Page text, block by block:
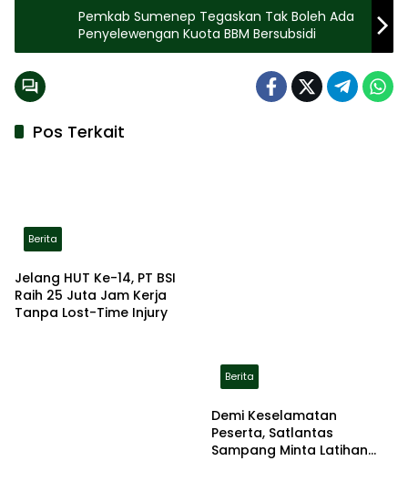
Pemkab Sumenep Tegaskan Tak Boleh Ada
Penyelewengan Kuota BBM Bersubsidi
Pos Terkait
Berita
Jelang HUT Ke-14, PT BSI
Raih 25 Juta Jam Kerja
Tanpa Lost-Time Injury
Berita
Demi Keselamatan
Peserta, Satlantas
Sampang Minta Latihan